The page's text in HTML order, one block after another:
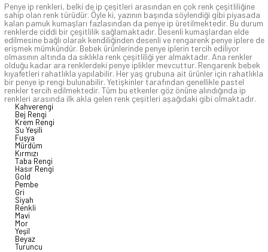
Penye ip renkleri, belki de ip çeşitleri arasından en çok renk çeşitliliğine
sahip olan renk türüdür. Öyle ki, yazının başında söylendiği gibi piyasada
kalan pamuk kumaşları fazlasından da penye ip üretilmektedir. Bu durum
renklerde ciddi bir çeşitlilik sağlamaktadır. Desenli kumaşlardan elde
edilmesine bağlı olarak kendiliğinden desenli ve rengarenk penye iplere de
erişmek mümkündür. Bebek ürünlerinde penye iplerin tercih ediliyor
olmasının altında da sıklıkla renk çeşitliliği yer almaktadır. Ana renkler
olduğu kadar ara renklerdeki penye iplikler mevcuttur. Rengarenk bebek
kıyafetleri rahatlıkla yapılabilir. Her yaş grubuna ait ürünler için rahatlıkla
bir penye ip rengi bulunabilir. Yetişkinler tarafından genellikle pastel
renkler tercih edilmektedir. Tüm bu etkenler göz önüne alındığında ip
renkleri arasında ilk akla gelen renk çeşitleri aşağıdaki gibi olmaktadır.
Kahverengi
Bej Rengi
Krem Rengi
Su Yeşili
Fuşya
Mürdüm
Kırmızı
Taba Rengi
Hasır Rengi
Gold
Pembe
Gri
Siyah
Renkli
Mavi
Mor
Yeşil
Beyaz
Turuncu